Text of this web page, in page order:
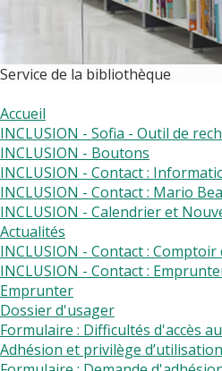
Service de la bibliothèque
Accueil
INCLUSION - Sofia - Outil de
INCLUSION - Boutons
INCLUSION - Contact :
INCLUSION - Contact : Mario
INCLUSION - Calendrier et
Actualités
INCLUSION - Contact :
INCLUSION - Contact :
Emprunter
Dossier d'usager
Formulaire : Difficultés d'accès
Adhésion et privilège d’utilisation